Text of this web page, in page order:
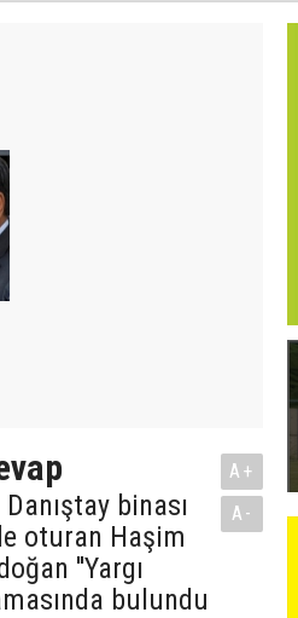
binası
oturan Haşim
''Yargı
bulundu
A+
A-